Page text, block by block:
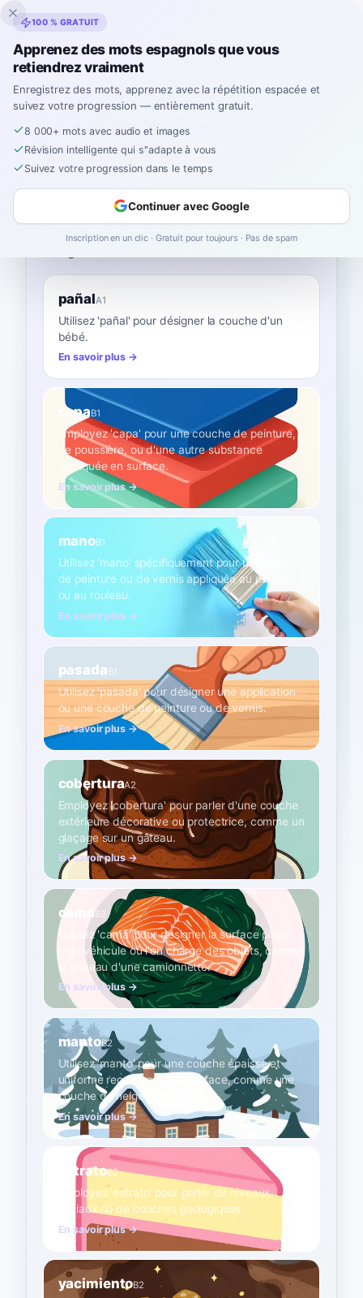
Inklingo
Accueil›Espagnol›French → espagnol ›couche
Comment dire "couche"
en espagnol
Le mot espagnol le plus courant pour
“couche”est “pañal”—utilisez 'pañal' pour
pañalA1
Utilisez 'pañal' pour désigner la couche d'un
bébé.
En savoir plus →
capaB1
Employez 'capa' pour une couche de peinture,
de poussière, ou d'une autre substance
appliquée en surface.
En savoir plus →
manoB1
Utilisez 'mano' spécifiquement pour une couche
de peinture ou de vernis appliquée au pinceau
ou au rouleau.
En savoir plus →
pasada B1
Utilisez 'pasada' pour désigner une application
ou une couche de peinture ou de vernis.
En savoir plus →
coberturaA2
Employez 'cobertura' pour parler d'une couche
extérieure décorative ou protectrice, comme un
glaçage sur un gâteau.
En savoir plus →
camaB2
Utilisez 'cama' pour désigner la surface plane
d'un véhicule où l'on charge des objets, comme
le plateau d'une camionnette.
En savoir plus →
mantoB2
Utilisez 'manto' pour une couche épaisse et
uniforme recouvrant une surface, comme une
couche de neige.
En savoir plus →
estratoB2
Employez 'estrato' pour parler de niveaux
sociaux ou de couches géologiques.
En savoir plus →
yacimientoB2
100 % GRATUIT
Apprenez des mots espagnols que vous
retiendrez vraiment
Enregistrez des mots, apprenez avec la répétition espacée et
suivez votre progression — entièrement gratuit.
8 000+ mots avec audio et images
Révision intelligente qui s''adapte à vous
Suivez votre progression dans le temps
Continuer avec Google
Inscription en un clic · Gratuit pour toujours · Pas de spam